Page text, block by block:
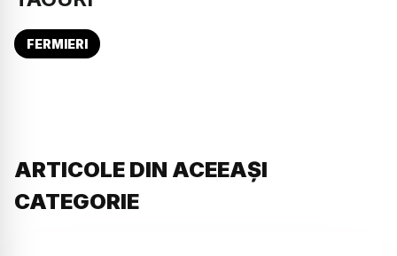
FERMIERI
ARTICOLE DIN ACEEAȘI
CATEGORIE